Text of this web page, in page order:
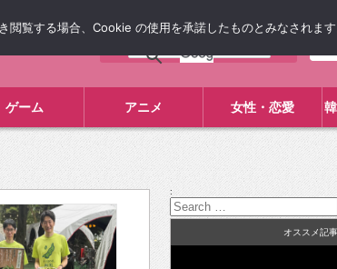
ゲーム アニメ 女性・恋愛
:
オススメ記事
覧する場合、Cookie の使用を承諾したものとみなされます